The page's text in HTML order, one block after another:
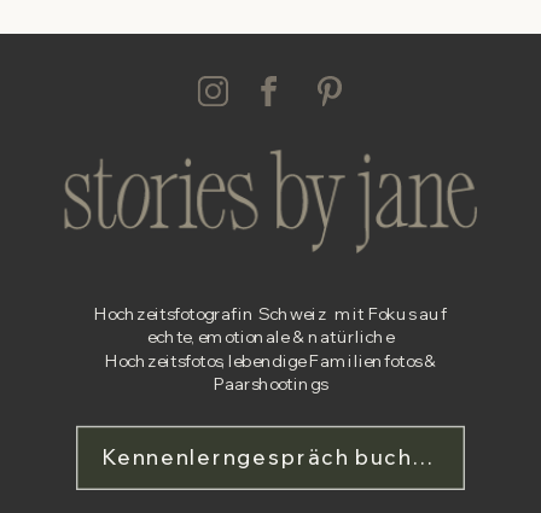
Hochzeitsfotografin Schweiz mit Fokus auf
echte, emotionale & natürliche
Hochzeitsfotos, lebendige Familienfotos &
Paarshootings
Kennenlerngespräch buchen